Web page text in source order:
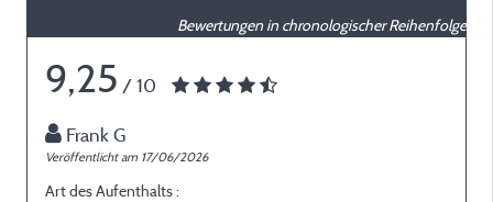
Bewertungen in chronologischer Reihenfolge
9,25 / 10
Frank G
Veröffentlicht am 17/06/2026
Art des Aufenthalts :